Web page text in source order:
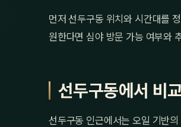
먼저 선두구동 위치와 시간대를
원한다면 심야 방문 가능 여부와
선두구동에서 비
선두구동 인근에서는 오일 기반